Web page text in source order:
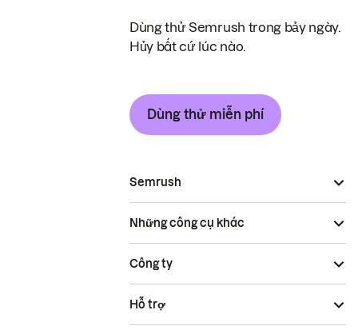
Dùng thử Semrush trong bảy ngày.
Hủy bất cứ lúc nào.
Dùng thử miễn phí
Semrush
Những công cụ khác
Công ty
Hỗ trợ